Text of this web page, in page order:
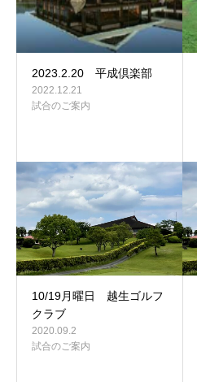
2023.2.20 平成倶楽部
2022.12.21
試合のご案内
10/19月曜日 越生ゴルフ
クラブ
2020.09.2
試合のご案内